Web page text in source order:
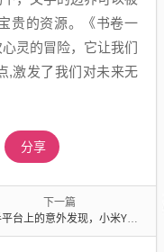
贵的资源。《书卷一
灵的冒险，它让我们
,激发了我们对未来无
分享
下一篇
上的意外发现，小米YU7转单的背后故事